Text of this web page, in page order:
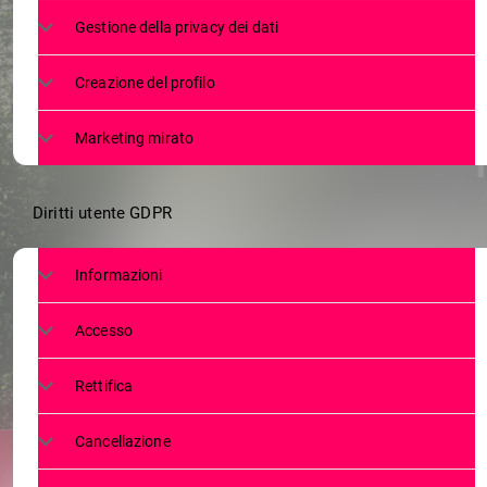
IL TOUR DE
IN
Gestione della privacy dei dati
Creazione del profilo
Marketing mirato
Diritti utente GDPR
Informazioni
Accesso
Rettifica
Cancellazione